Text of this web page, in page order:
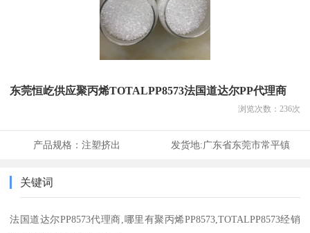
东莞恒屹供应聚丙烯TOTALPP8573法国道达尔PP代理商
浏览次数： 236次
产品规格： 注塑挤出 发货地:广东省东莞市常平镇
关键词
法国道达尔PP8573代理商,哪里有聚丙烯PP8573,TOTALPP8573经销